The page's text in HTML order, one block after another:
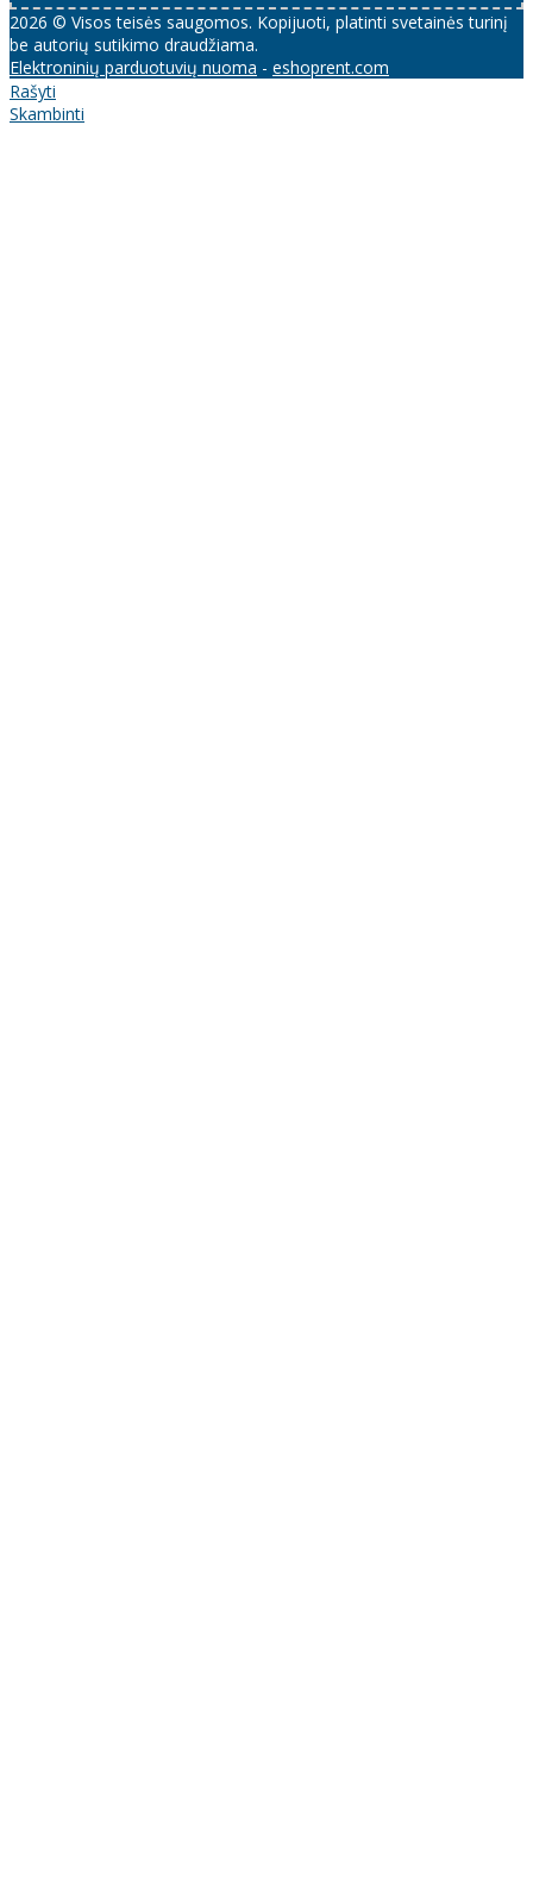
2026 © Visos teisės saugomos. Kopijuoti, platinti svetainės turinį
be autorių sutikimo draudžiama.
Elektroninių parduotuvių nuoma - eshoprent.com
Rašyti
Skambinti